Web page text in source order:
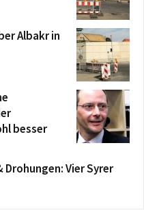
Albakr in
besser
Drohungen: Vier Syrer